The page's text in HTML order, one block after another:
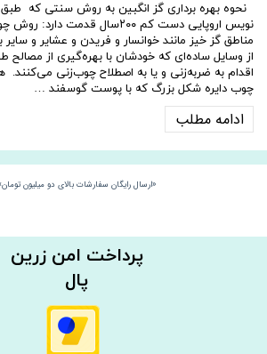
نحوه بهره برداری گز انگبین به روش سنتی که
نویس اروپایی دست کم ۲۰۰سال قدمت
مناطق گز خیز مانند خوانسار و فریدن و عشایر و سایر
از وسایل ساده‌ای که خودشان با بهره‌گیری از مصالح
اقدام به ضربه‌زنی و یا به اصطلاح چوب‌زنی می‌کنند.
چوب دایره شکل بزرگ که با پوست گوسفند …
ادامه مطلب
«ارسال رایگان سفارشات بالای دو میلیون
​​پرداخت امن زرین
پال